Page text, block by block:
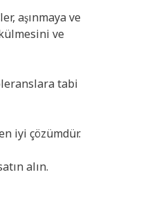
aşınmaya ve
ve
tabi
iyi çözümdür.
alın.